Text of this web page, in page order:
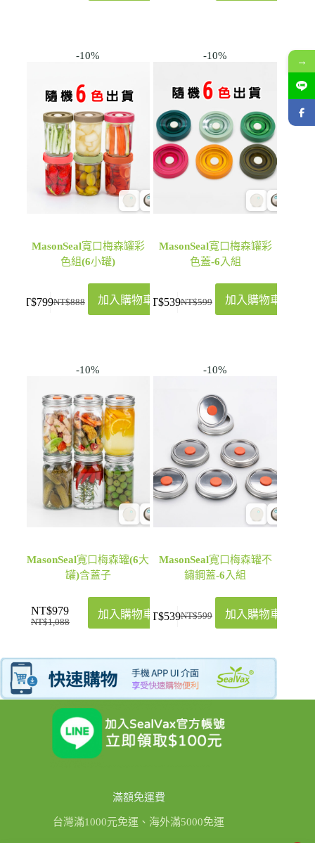
-10%
MasonSeal寬口梅森罐彩
色組(6小罐)
NT$888
NT$799 加入購物車
-10%
MasonSeal寬口梅森罐彩
色蓋-6入組
NT$599
NT$539 加入購物車
-10%
MasonSeal寬口梅森罐(6大
罐)含蓋子
NT$1,088
NT$979 加入購物車
-10%
MasonSeal寬口梅森罐不
鏽鋼蓋-6入組
NT$599
NT$539 加入購物車
滿額免運費
台灣滿1000元免運、海外滿5000免運
→